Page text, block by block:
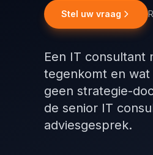
Stel uw vraag
Een IT consultant
tegenkomt en
geen strategie-
de senior IT
adviesgesprek.